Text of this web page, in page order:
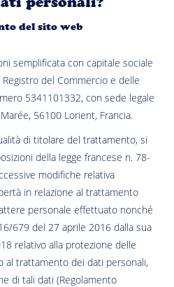
del sito web
semplificata con capitale sociale
del Commercio e delle
5341101332, con sede legale
56100 Lorient, Francia.
di titolare del trattamento, si
della legge francese n. 78-
modifiche relativa
in relazione al trattamento
personale effettuato nonché
679 del 27 aprile 2016 dalla sua
relativo alla protezione delle
al trattamento dei dati personali,
di tali dati (Regolamento